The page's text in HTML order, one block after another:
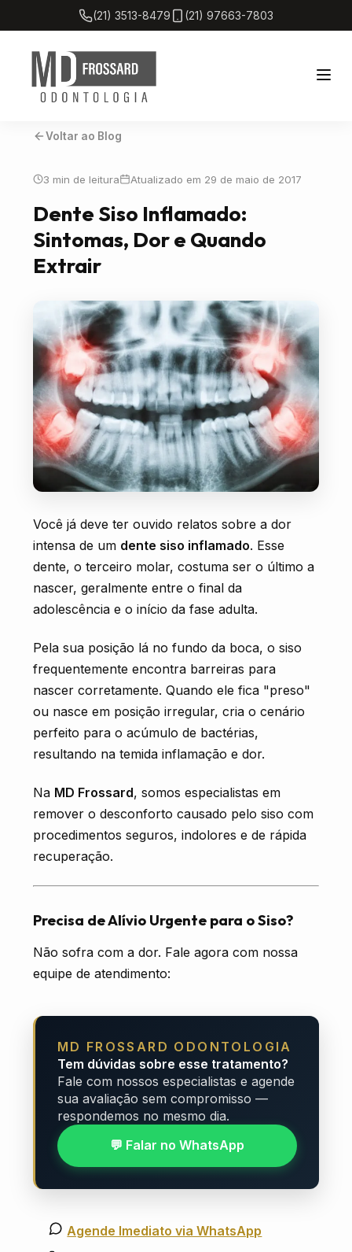
(21) 3513-8479 (21) 97663-7803
Home
Tratamentos
Localização
AGENDE SUA CONSULTA
Voltar ao Blog
3 min de leitura Atualizado em 29 de maio de 2017
Dente Siso Inflamado:
Sintomas, Dor e Quando
Extrair
Você já deve ter ouvido relatos sobre a dor
intensa de um dente siso inflamado. Esse
dente, o terceiro molar, costuma ser o último a
nascer, geralmente entre o final da
adolescência e o início da fase adulta.
Pela sua posição lá no fundo da boca, o siso
frequentemente encontra barreiras para
nascer corretamente. Quando ele fica "preso"
ou nasce em posição irregular, cria o cenário
perfeito para o acúmulo de bactérias,
resultando na temida inflamação e dor.
Na MD Frossard, somos especialistas em
remover o desconforto causado pelo siso com
procedimentos seguros, indolores e de rápida
recuperação.
Precisa de Alívio Urgente para o Siso?
Não sofra com a dor. Fale agora com nossa
equipe de atendimento:
MD FROSSARD ODONTOLOGIA
Tem dúvidas sobre esse tratamento?
Fale com nossos especialistas e agende
sua avaliação sem compromisso —
respondemos no mesmo dia.
💬 Falar no WhatsApp
Agende Imediato via WhatsApp